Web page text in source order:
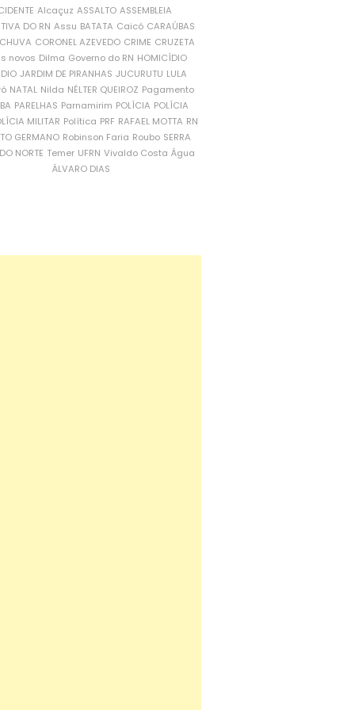
Alcaçuz ASSALTO ASSEMBLEIA
DO RN Assu BATATA Caicó CARAÚBAS
CORONEL AZEVEDO CRIME CRUZETA
novos Dilma Governo do RN HOMICÍDIO
JARDIM DE PIRANHAS JUCURUTU LULA
NATAL Nilda NÉLTER QUEIROZ Pagamento
PARELHAS Parnamirim POLÍCIA POLÍCIA
MILITAR Política PRF RAFAEL MOTTA RN
GERMANO Robinson Faria Roubo SERRA
NORTE Temer UFRN Vivaldo Costa Água
ÁLVARO DIAS